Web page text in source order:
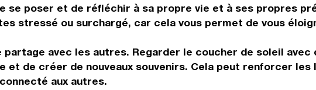
se poser et de réfléchir à sa propre vie et à ses propres
stressé ou surchargé, car cela vous permet de vous
avec les autres. Regarder le coucher de soleil avec
et de créer de nouveaux souvenirs. Cela peut renforcer les
aux autres.